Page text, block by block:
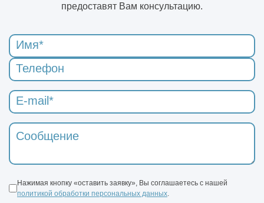
предоставят Вам консультацию.
Нажимая кнопку «оставить заявку», Вы соглашаетесь с нашей
политикой обработки персональных данных